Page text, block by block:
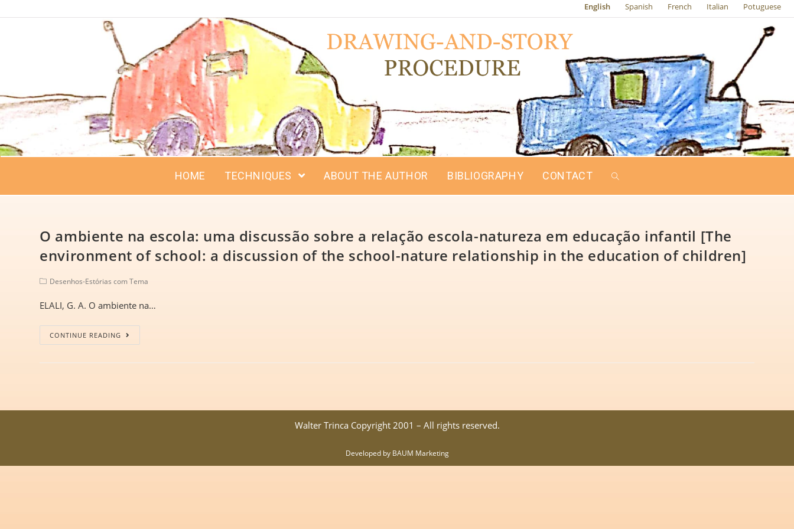
English Spanish French Italian Potuguese
HOME TECHNIQUES ABOUT THE AUTHOR BIBLIOGRAPHY CONTACT
O ambiente na escola: uma discussão sobre a relação escola-natureza em educação infantil [The
environment of school: a discussion of the school-nature relationship in the education of children]
Desenhos-Estórias com Tema
ELALI, G. A. O ambiente na…
CONTINUE READING
Walter Trinca Copyright 2001 – All rights reserved.
Developed by BAUM Marketing